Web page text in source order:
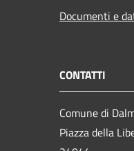
Documenti e
CONTATTI
Comune di
Piazza della